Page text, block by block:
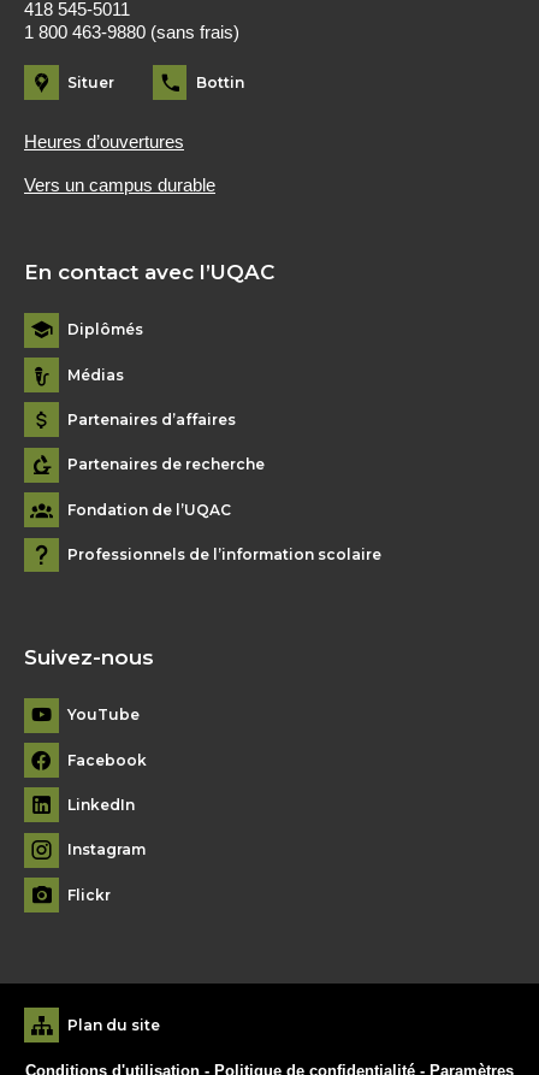
418 545-5011
1 800 463-9880 (sans frais)
Situer Bottin
Heures d’ouvertures
Vers un campus durable
En contact avec l’UQAC
Diplômés
Médias
Partenaires d’affaires
Partenaires de recherche
Fondation de l’UQAC
Professionnels de l’information scolaire
Suivez-nous
YouTube
Facebook
LinkedIn
Instagram
Flickr
Plan du site
Conditions d'utilisation - Politique de confidentialité - Paramètres